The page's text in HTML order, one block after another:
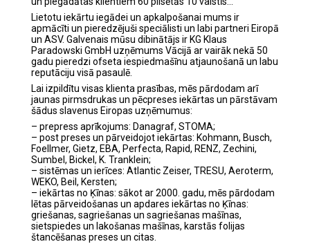
Lietotu iekārtu iegādei un apkalpošanai mums ir
apmācīti un pieredzējuši speciālisti un labi partneri Eiropā
un ASV. Galvenais mūsu dibinātājs ir KG Klaus
Paradowski GmbH uzņēmums Vācijā ar vairāk nekā 50
gadu pieredzi ofseta iespiedmašīnu atjaunošanā un labu
reputāciju visā pasaulē.
Lai izpildītu visas klienta prasības, mēs pārdodam arī
jaunas pirmsdrukas un pēcpreses iekārtas un pārstāvam
šādus slavenus Eiropas uzņēmumus:
– prepress aprīkojums: Danagraf, STOMA;
– post preses un pārveidojot iekārtas: Kohmann, Busch,
Foellmer, Gietz, EBA, Perfecta, Rapid, RENZ, Zechini,
Sumbel, Bickel, K. Tranklein;
– sistēmas un ierīces: Atlantic Zeiser, TRESU, Aeroterm,
WEKO, Beil, Kersten;
– iekārtas no Ķīnas: sākot ar 2000. gadu, mēs pārdodam
lētas pārveidošanas un apdares iekārtas no Ķīnas:
griešanas, sagriešanas un sagriešanas mašīnas,
sietspiedes un lakošanas mašīnas, karstās folijas
štancēšanas preses un citas.